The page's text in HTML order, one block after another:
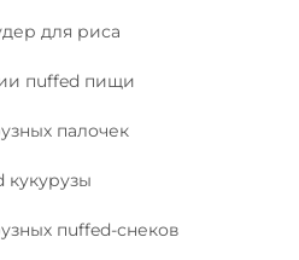
для риса
пuffed пищи
палочек
кукурузы
пuffed-снеков